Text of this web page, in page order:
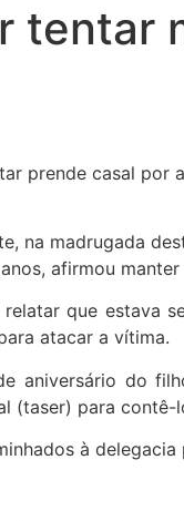
tentar
na madrugada
afirmou
que estava
atacar a vítima.
aniversário do
(taser) para contê-
à